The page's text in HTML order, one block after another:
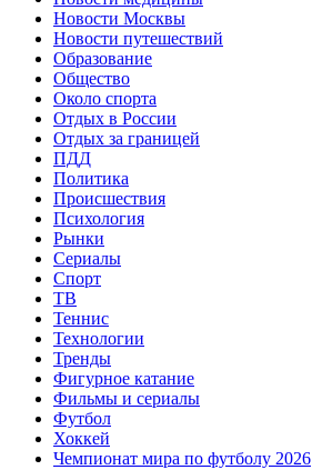
Новости Москвы
Новости путешествий
Образование
Общество
Около спорта
Отдых в России
Отдых за границей
ПДД
Политика
Происшествия
Психология
Рынки
Сериалы
Спорт
ТВ
Теннис
Технологии
Тренды
Фигурное катание
Фильмы и сериалы
Футбол
Хоккей
Чемпионат мира по футболу 2026